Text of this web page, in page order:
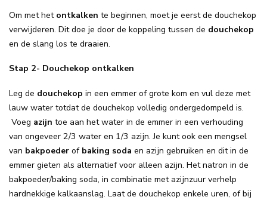
Om met het ontkalken te beginnen, moet je eerst de douchekop
verwijderen. Dit doe je door de koppeling tussen de douchekop
en de slang los te draaien.
Stap 2- Douchekop ontkalken
Leg de douchekop in een emmer of grote kom en vul deze met
lauw water totdat de douchekop volledig ondergedompeld is.
Voeg azijn toe aan het water in de emmer in een verhouding
van ongeveer 2/3 water en 1/3 azijn. Je kunt ook een mengsel
van bakpoeder of baking soda en azijn gebruiken en dit in de
emmer gieten als alternatief voor alleen azijn. Het natron in de
bakpoeder/baking soda, in combinatie met azijnzuur verhelp
hardnekkige kalkaanslag. Laat de douchekop enkele uren, of bij